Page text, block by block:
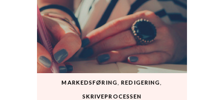
MARKEDSFØRING ,REDIGERING
SKRIVEPROCESSEN